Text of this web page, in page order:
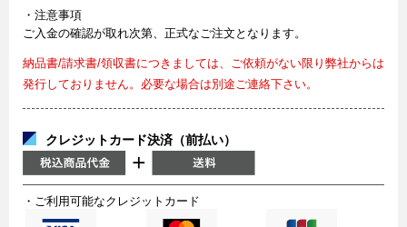
・注意事項
ご入金の確認が取れ次第、正式なご注文となります。
納品書/請求書/領収書につきましては、ご依頼がない限り弊社からは
発行しておりません。必要な場合は別途ご連絡下さい。
クレジットカード決済（前払い）
・ご利用可能なクレジットカード